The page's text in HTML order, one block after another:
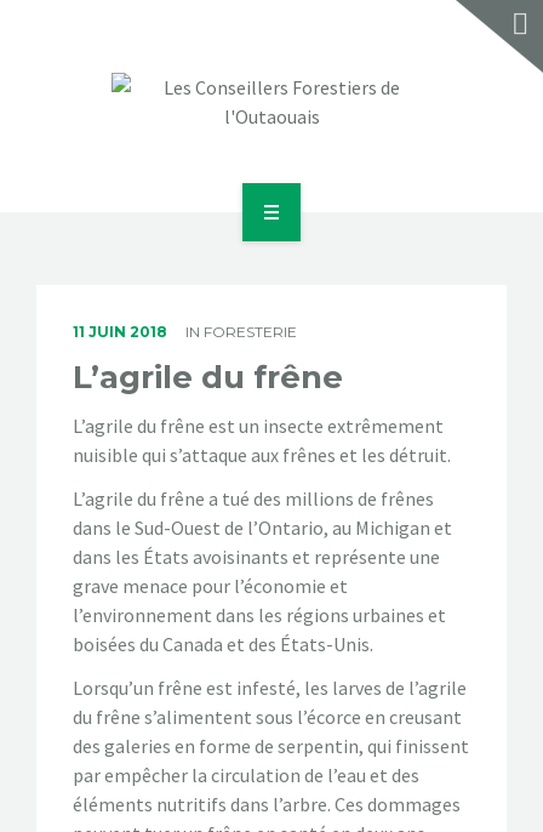
SERVICES
RÉALISATIONS
CONTACTEZ-NOUS!
11 JUIN 2018 IN FORESTERIE
L’agrile du frêne
L’agrile du frêne est un insecte extrêmement
nuisible qui s’attaque aux frênes et les détruit.
L’agrile du frêne a tué des millions de frênes
dans le Sud-Ouest de l’Ontario, au Michigan et
dans les États avoisinants et représente une
grave menace pour l’économie et
l’environnement dans les régions urbaines et
boisées du Canada et des États-Unis.
Lorsqu’un frêne est infesté, les larves de l’agrile
du frêne s’alimentent sous l’écorce en creusant
des galeries en forme de serpentin, qui finissent
par empêcher la circulation de l’eau et des
éléments nutritifs dans l’arbre. Ces dommages